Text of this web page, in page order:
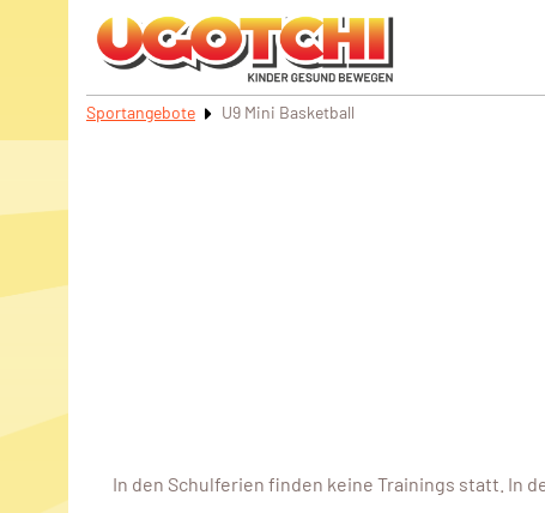
Sportangebote U9 Mini Basketball
In den Schulferien finden keine Trainings statt. In